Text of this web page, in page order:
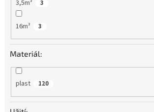
3,5m³ 3
16m³ 3
Materiál:
plast 120